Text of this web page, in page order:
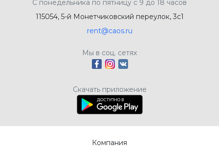
С понедельника по пятницу с 9 до 18 часов
115054, 5-й Монетчиковский переулок, 3с1
rent@caos.ru
Мы в соц. сетях
Скачать приложение
Компания